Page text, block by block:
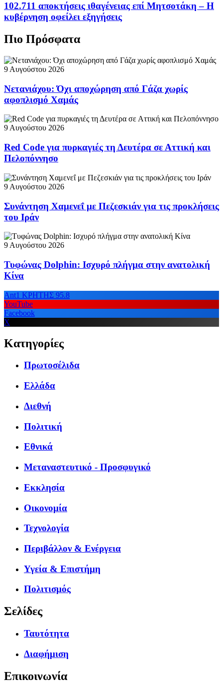
102.711 αποκτήσεις ιθαγένειας επί Μητσοτάκη – Η
κυβέρνηση οφείλει εξηγήσεις
Πιο Πρόσφατα
9 Αυγούστου 2026
Νετανιάχου: Όχι αποχώρηση από Γάζα χωρίς
αφοπλισμό Χαμάς
9 Αυγούστου 2026
Red Code για πυρκαγιές τη Δευτέρα σε Αττική και
Πελοπόννησο
9 Αυγούστου 2026
Συνάντηση Χαμενεΐ με Πεζεσκιάν για τις προκλήσεις
του Ιράν
9 Αυγούστου 2026
Τυφώνας Dolphin: Ισχυρό πλήγμα στην ανατολική
Κίνα
Ant1 ΚΡΗΤΗΣ 95.8
YouTube
Facebook
X
Κατηγορίες
Πρωτοσέλιδα
Ελλάδα
Διεθνή
Πολιτική
Εθνικά
Μεταναστευτικό - Προσφυγικό
Εκκλησία
Οικονομία
Τεχνολογία
Περιβάλλον & Ενέργεια
Υγεία & Επιστήμη
Πολιτισμός
Σελίδες
Ταυτότητα
Διαφήμιση
Επικοινωνία